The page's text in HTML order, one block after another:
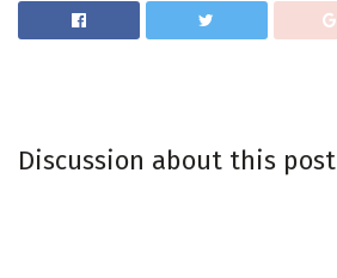
Discussion about this post